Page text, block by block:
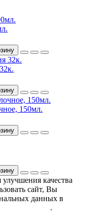
150мл.
качества
сайт, Вы
данных в
.